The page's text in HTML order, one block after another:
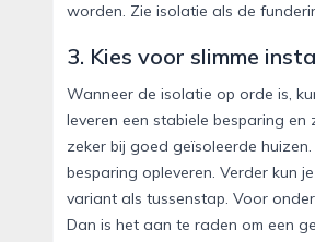
worden. Zie isolatie als de
3. Kies voor slimme
Wanneer de isolatie op orde is,
leveren een stabiele besparing
zeker bij goed geïsoleerde
besparing opleveren. Verder kun
variant als tussenstap. Voor
Dan is het aan te raden om een